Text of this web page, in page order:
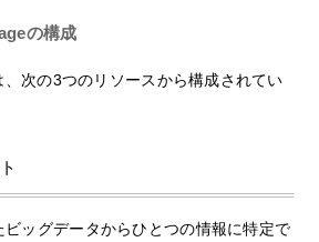
の構成
次の3つのリソースから構成されてい
ビッグデータからひとつの情報に特定で